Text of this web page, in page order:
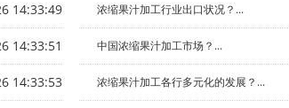
14:33:49 浓缩果汁加工行业出口状况？...
14:33:51 中国浓缩果汁加工市场？...
14:33:53 浓缩果汁加工各行多元化的发展？...